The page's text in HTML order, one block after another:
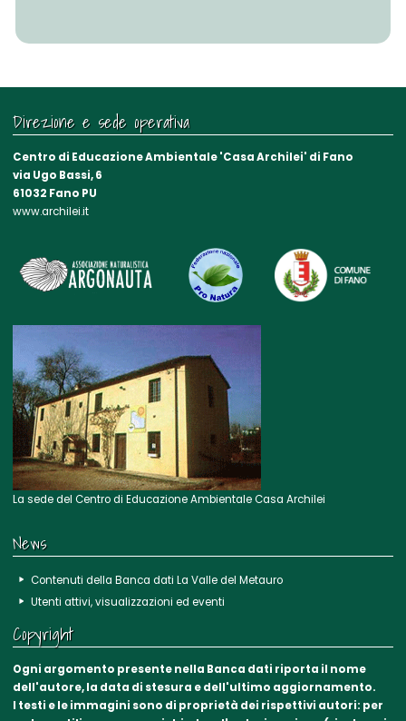
Direzione e sede operativa
Centro di Educazione Ambientale 'Casa Archilei' di Fano
via Ugo Bassi, 6
61032 Fano PU
www.archilei.it
La sede del Centro di Educazione Ambientale Casa Archilei
News
Contenuti della Banca dati La Valle del Metauro
Utenti attivi, visualizzazioni ed eventi
Copyright
Ogni argomento presente nella Banca dati riporta il nome
dell'autore, la data di stesura e dell'ultimo aggiornamento.
I testi e le immagini sono di proprietà dei rispettivi autori: per